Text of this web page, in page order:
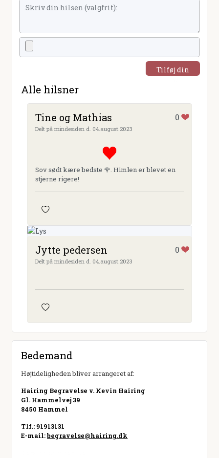
Tilføj din
Alle hilsner
Tine og Mathias 0
Delt på mindesiden d. 04.august.2023
Sov sødt kære bedste 🌹. Himlen er blevet en
stjerne rigere!
Jytte pedersen 0
Delt på mindesiden d. 04.august.2023
Bedemand
Højtideligheden bliver arrangeret af:
Hairing Begravelse v. Kevin Hairing
Gl. Hammelvej 39
8450 Hammel
Tlf.: 91913131
E-mail:begravelse@hairing.dk